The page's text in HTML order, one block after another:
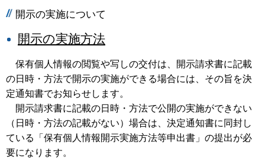
開示の実施について
開示の実施方法
保有個人情報の閲覧や写しの交付は、開示請求書に記載
の日時・方法で開示の実施ができる場合には、その旨を決
定通知書でお知らせします。
開示請求書に記載の日時・方法で公開の実施ができない
（日時・方法の記載がない）場合は、決定通知書に同封し
ている「保有個人情報開示実施方法等申出書」の提出が必
要になります。